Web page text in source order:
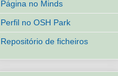
Página no Minds
Perfil no OSH Park
Repositório de ficheiros